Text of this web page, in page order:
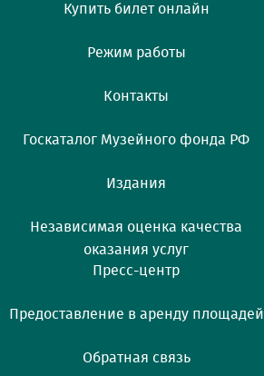
Купить билет онлайн
Режим работы
Контакты
Госкаталог Музейного фонда РФ
Издания
Независимая оценка качества
оказания услуг
Пресс-центр
Предоставление в аренду площадей
Обратная связь